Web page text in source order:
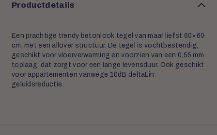
Productdetails
Een prachtige trendy betonlook tegel van maar liefst 60×60
cm, met een allover structuur. De tegel is vochtbestendig,
geschikt voor vloerverwarming en voorzien van een 0,55 mm
toplaag, dat zorgt voor een lange levensduur. Ook geschikt
voor appartementen vanwege 10dB deltaLin
geluidsreductie.